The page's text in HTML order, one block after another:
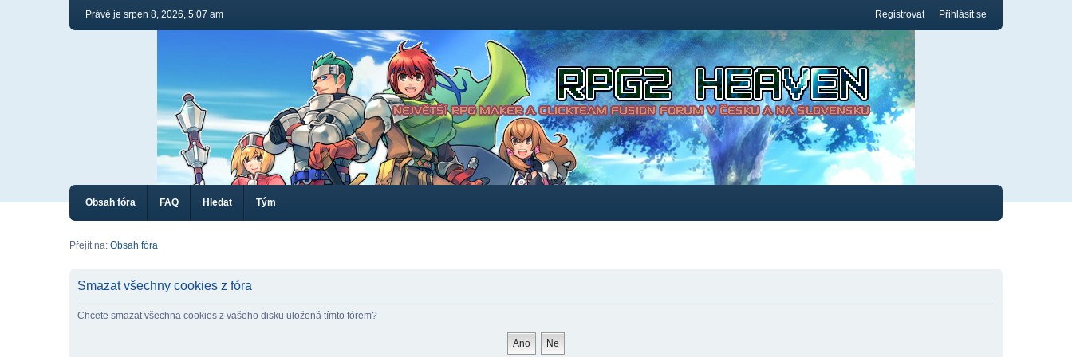
Právě je srpen 8, 2026, 5:07 am Registrovat Přihlásit se
Obsah fóra FAQ Hledat Tým
Přejít na: Obsah fóra
Smazat všechny cookies z fóra
Chcete smazat všechna cookies z vašeho disku uložená tímto fórem?